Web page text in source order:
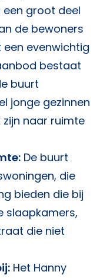
een groot deel
de bewoners
evenwichtig
bestaat
buurt
jonge gezinnen
naar ruimte
De buurt
die
bieden die bij
slaapkamers,
die niet
Het Hanny